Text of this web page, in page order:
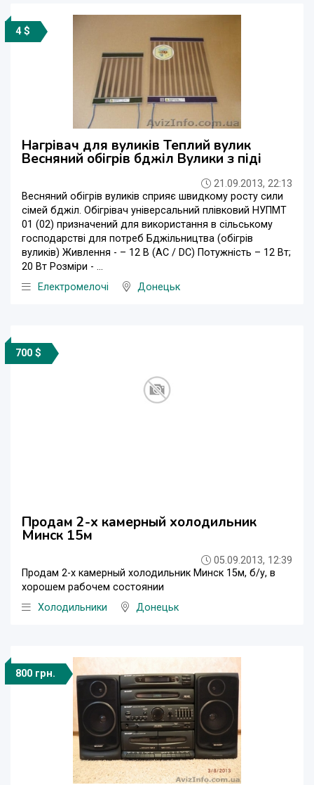
4 $
Нагрівач для вуликів Теплий вулик
Весняний обігрів бджіл Вулики з піді
21.09.2013, 22:13
Весняний обігрів вуликів сприяє швидкому росту сили
сімей бджіл. Обігрівач універсальний плівковий НУПМТ
01 (02) призначений для використання в сільському
господарстві для потреб Бджільництва (обігрів
вуликів) Живлення - – 12 В (AC / DC) Потужність – 12 Вт;
20 Вт Розміри - ...
Електромелочі
Донецьк
700 $
Продам 2-х камерный холодильник
Минск 15м
05.09.2013, 12:39
Продам 2-х камерный холодильник Минск 15м, б/у, в
хорошем рабочем состоянии
Холодильники
Донецьк
800 грн.